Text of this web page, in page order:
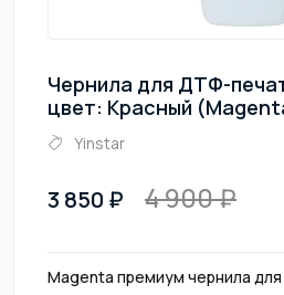
Чернила для ДТФ-
цвет: Красный
Yinstar
3 850 4 900
Magenta премиум чернила